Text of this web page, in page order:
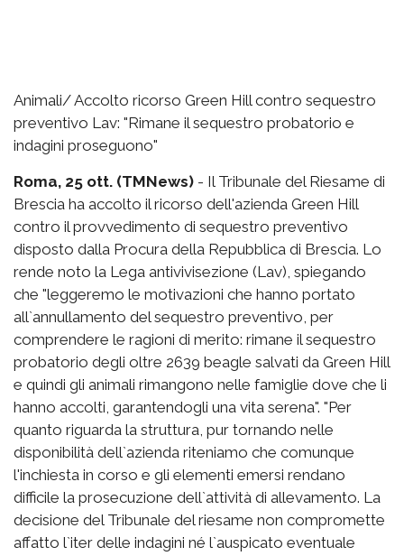
Animali/ Accolto ricorso Green Hill contro sequestro
preventivo Lav: "Rimane il sequestro probatorio e
indagini proseguono"
Roma, 25 ott. (TMNews) - Il Tribunale del Riesame di
Brescia ha accolto il ricorso dell'azienda Green Hill
contro il provvedimento di sequestro preventivo
disposto dalla Procura della Repubblica di Brescia. Lo
rende noto la Lega antivivisezione (Lav), spiegando
che "leggeremo le motivazioni che hanno portato
all`annullamento del sequestro preventivo, per
comprendere le ragioni di merito: rimane il sequestro
probatorio degli oltre 2639 beagle salvati da Green Hill
e quindi gli animali rimangono nelle famiglie dove che li
hanno accolti, garantendogli una vita serena". "Per
quanto riguarda la struttura, pur tornando nelle
disponibilità dell`azienda riteniamo che comunque
l'inchiesta in corso e gli elementi emersi rendano
difficile la prosecuzione dell`attività di allevamento. La
decisione del Tribunale del riesame non compromette
affatto l`iter delle indagini né l`auspicato eventuale